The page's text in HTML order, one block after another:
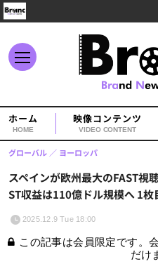
ホーム
HOME
映像コンテンツ
VIDEO CONTENT
スペインが欧州最大のFAST
ST収益は110億ドル規模へ 1枚
グローバル ヨーロッパ
2025.12.9 Tue 18:00
この記事は会員限定です。
だけ